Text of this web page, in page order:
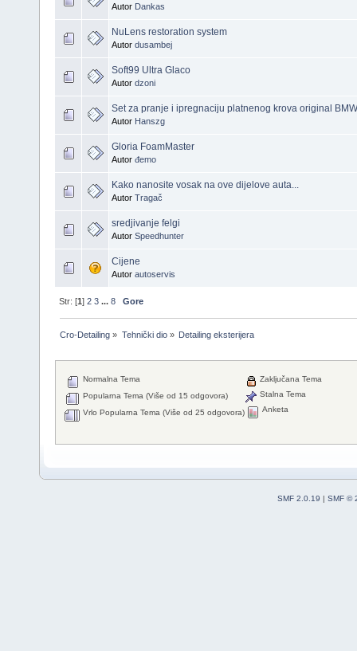
Autor Dankas
NuLens restoration system
Autor dusambej
Soft99 Ultra Glaco
Autor dzoni
Set za pranje i ipregnaciju platnenog krova original BMW
Autor Hanszg
Gloria FoamMaster
Autor đemo
Kako nanosite vosak na ove dijelove auta...
Autor Tragač
sredjivanje felgi
Autor Speedhunter
Cijene
Autor autoservis
Str: [1]2 3 ...8 Gore
Cro-Detailing » Tehnički dio» Detailing eksterijera
Normalna Tema
Popularna Tema (Više od 15 odgovora)
Vrlo Popularna Tema (Više od 25 odgovora)
Zaključana Tema
Stalna Tema
Anketa
SMF 2.0.19 | SMF ©